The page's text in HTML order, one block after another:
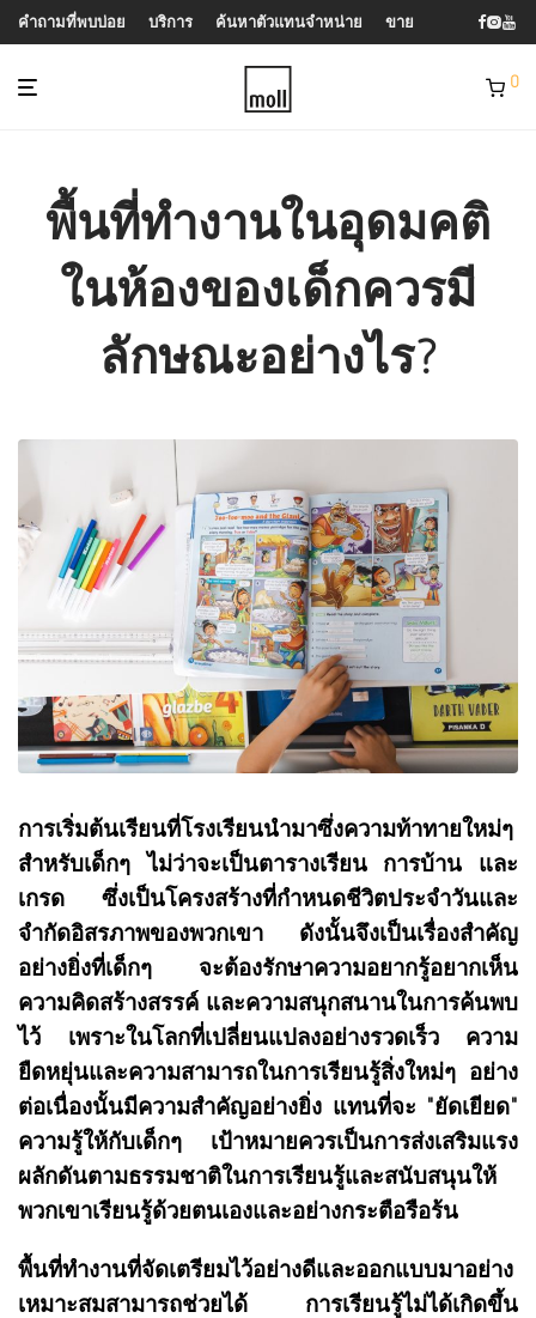
คำถามที่พบบ่อย บริการ ค้นหาตัวแทนจำหน่าย ขาย
0
พื้นที่ทำงานในอุดมคติ
ในห้องของเด็กควรมี
ลักษณะอย่างไร?
การเริ่มต้นเรียนที่โรงเรียนนำมาซึ่งความท้าทายใหม่ๆ
สำหรับเด็กๆ ไม่ว่าจะเป็นตารางเรียน การบ้าน และ
เกรด ซึ่งเป็นโครงสร้างที่กำหนดชีวิตประจำวันและ
จำกัดอิสรภาพของพวกเขา ดังนั้นจึงเป็นเรื่องสำคัญ
อย่างยิ่งที่เด็กๆ จะต้องรักษาความอยากรู้อยากเห็น
ความคิดสร้างสรรค์ และความสนุกสนานในการค้นพบ
ไว้ เพราะในโลกที่เปลี่ยนแปลงอย่างรวดเร็ว ความ
ยืดหยุ่นและความสามารถในการเรียนรู้สิ่งใหม่ๆ อย่าง
ต่อเนื่องนั้นมีความสำคัญอย่างยิ่ง แทนที่จะ "ยัดเยียด"
ความรู้ให้กับเด็กๆ เป้าหมายควรเป็นการส่งเสริมแรง
ผลักดันตามธรรมชาติในการเรียนรู้และสนับสนุนให้
พวกเขาเรียนรู้ด้วยตนเองและอย่างกระตือรือร้น
พื้นที่ทำงานที่จัดเตรียมไว้อย่างดีและออกแบบมาอย่าง
เหมาะสมสามารถช่วยได้ การเรียนรู้ไม่ได้เกิดขึ้น